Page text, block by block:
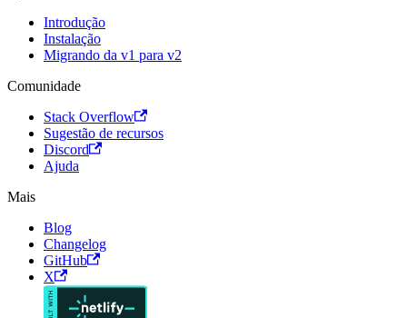
Introdução
Instalação
Migrando da v1 para v2
Comunidade
Stack Overflow
Sugestão de recursos
Discord
Ajuda
Mais
Blog
Changelog
GitHub
X